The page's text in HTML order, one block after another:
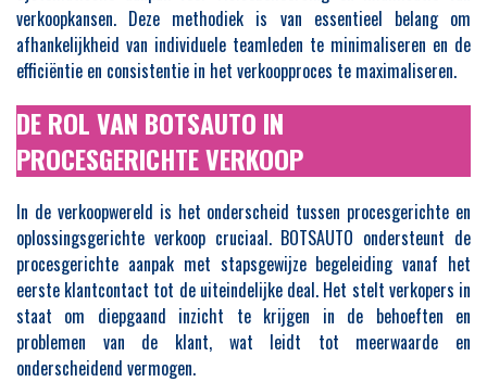
verkoopkansen. Deze methodiek is van essentieel belang om
afhankelijkheid van individuele teamleden te minimaliseren en de
efficiëntie en consistentie in het verkoopproces te maximaliseren.
DE ROL VAN BOTSAUTO IN
PROCESGERICHTE VERKOOP
In de verkoopwereld is het onderscheid tussen procesgerichte en
oplossingsgerichte verkoop cruciaal. BOTSAUTO ondersteunt de
procesgerichte aanpak met stapsgewijze begeleiding vanaf het
eerste klantcontact tot de uiteindelijke deal. Het stelt verkopers in
staat om diepgaand inzicht te krijgen in de behoeften en
problemen van de klant, wat leidt tot meerwaarde en
onderscheidend vermogen.